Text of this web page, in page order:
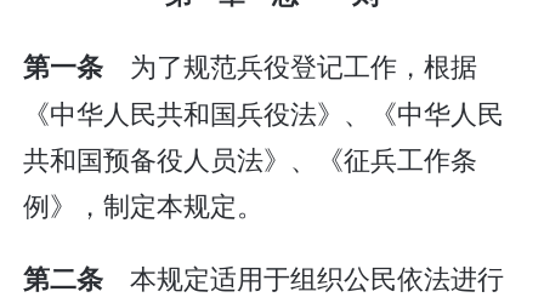
第一条 为了规范兵役登记工作，根据
《中华人民共和国兵役法》、《中华人民
共和国预备役人员法》、《征兵工作条
例》，制定本规定。
第二条本规定适用于组织公民依法进行